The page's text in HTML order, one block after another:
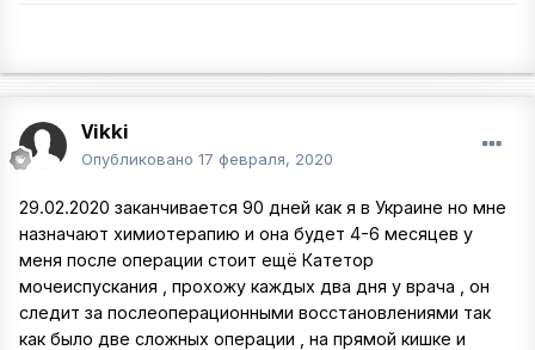
Vikki
Опубликовано 17 февраля, 2020
29.02.2020 заканчивается 90 дней как я в Украине но мне
назначают химиотерапию и она будет 4-6 месяцев у
меня после операции стоит ещё Катетор
мочеиспускания , прохожу каждых два дня у врача , он
следит за послеоперационными восстановлениями так
как было две сложных операции , на прямой кишке и